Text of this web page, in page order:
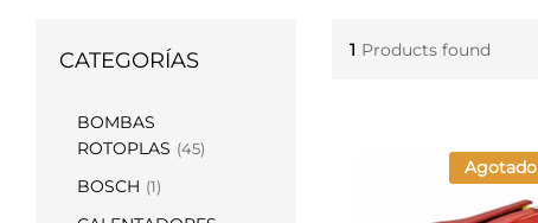
1 Products found
Agotado
CATEGORÍAS
BOMBAS
ROTOPLAS (45)
BOSCH (1)